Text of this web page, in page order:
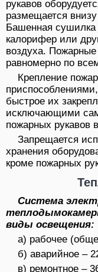
рукавов
размещается
Башенная сушилка
калорифер или
воздуха.
равномерно по
Крепление
быстрое их
исключающими
пожарных рукавов
Запрещается
хранения
кроме пожарных
Система
виды освещения:
а) рабочее
б) аварийное –
в) ремонтное –